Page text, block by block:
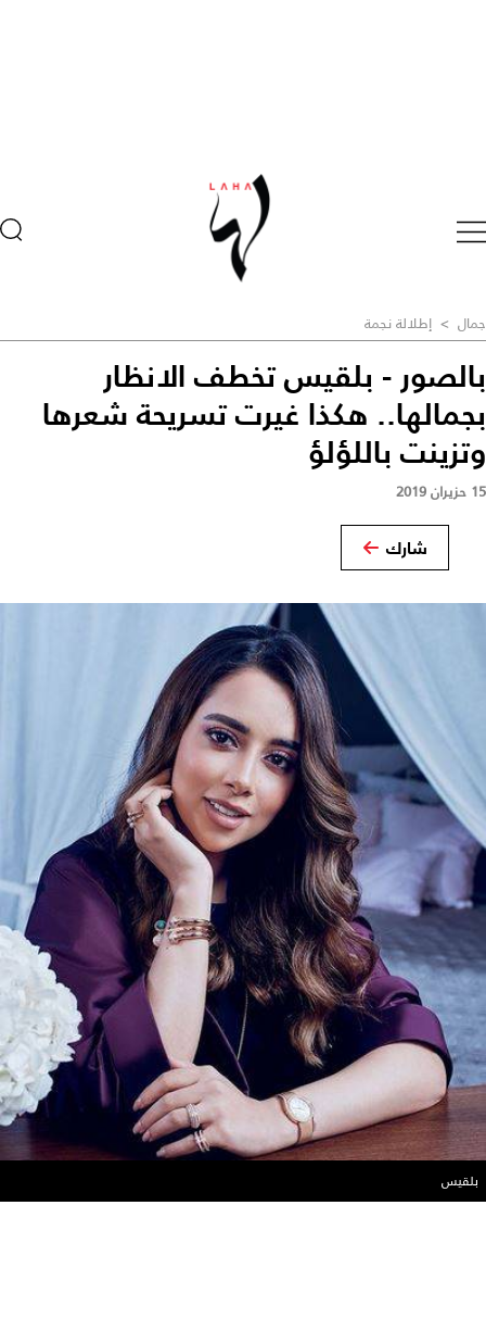
جمال > إطلالة نجمة
بالصور - بلقيس تخطف الانظار
بجمالها.. هكذا غيرت تسريحة شعرها
وتزينت باللؤلؤ
15 حزيران 2019
شارك
بلقيس